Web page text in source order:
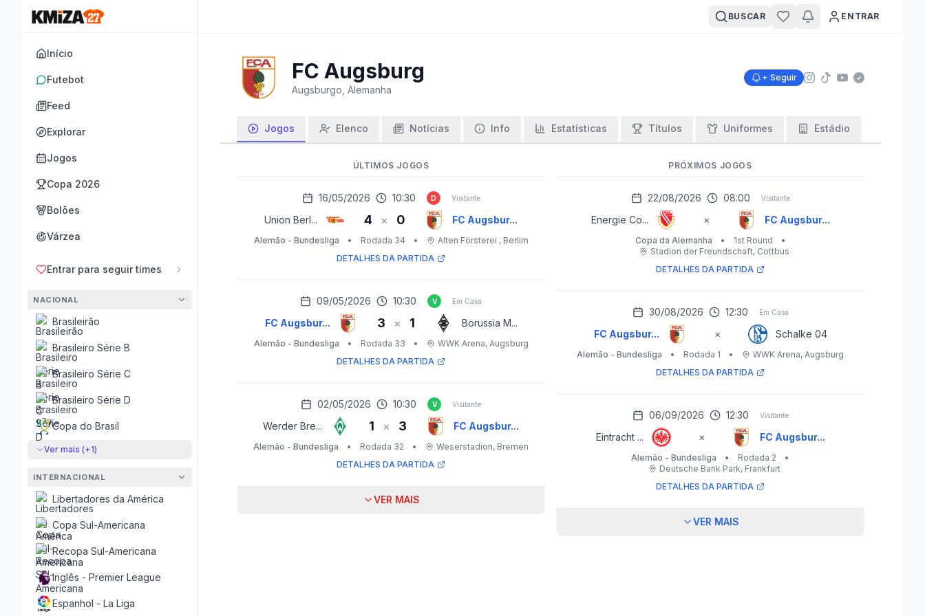
Início
Futebot
Feed
Explorar
Jogos
Copa 2026
Bolões
Várzea
Entrar para seguir times
NACIONAL
Brasileirão
Brasileiro Série B
Brasileiro Série C
Brasileiro Série D
Copa do Brasil
Ver mais (+1)
INTERNACIONAL
Libertadores da América
Copa Sul-Americana
Recopa Sul-Americana
Inglês - Premier League
Espanhol - La Liga
BUSCAR ENTRAR
FC Augsburg
Augsburgo, Alemanha
+ Seguir
Jogos Elenco Notícias Info Estatísticas Títulos Uniformes Estádio
ÚLTIMOS JOGOS
16/05/2026 10:30 D Visitante
Union Berl... 4 × 0 FC Augsbur...
Alemão - Bundesliga • Rodada 34 • Alten Försterei , Berlim
DETALHES DA PARTIDA
09/05/2026 10:30 V Em Casa
FC Augsbur... 3 × 1 Borussia M...
Alemão - Bundesliga • Rodada 33 • WWK Arena, Augsburg
DETALHES DA PARTIDA
02/05/2026 10:30 V Visitante
Werder Bre... 1 × 3 FC Augsbur...
Alemão - Bundesliga • Rodada 32 • Weserstadion, Bremen
DETALHES DA PARTIDA
VER MAIS
PRÓXIMOS JOGOS
22/08/2026 08:00 Visitante
Energie Co... × FC Augsbur...
Copa da Alemanha • 1st Round
•
Stadion der Freundschaft, Cottbus
DETALHES DA PARTIDA
30/08/2026 12:30 Em Casa
FC Augsbur... × Schalke 04
Alemão - Bundesliga • Rodada 1 • WWK Arena, Augsburg
DETALHES DA PARTIDA
06/09/2026 12:30 Visitante
Eintracht ... × FC Augsbur...
Alemão - Bundesliga • Rodada 2
•
Deutsche Bank Park, Frankfurt
DETALHES DA PARTIDA
VER MAIS